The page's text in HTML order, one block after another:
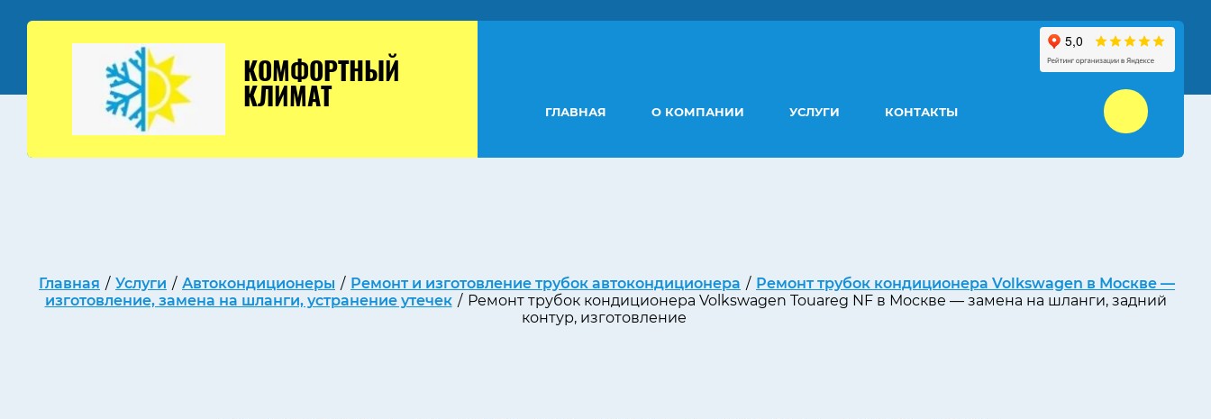
КОМФОРТНЫЙ
КЛИМАТ
ГЛАВНАЯ О КОМПАНИИ УСЛУГИ КОНТАКТЫ
Главная / Услуги / Автокондиционеры / Ремонт и изготовление трубок автокондиционера / Ремонт трубок кондиционера Volkswagen в Москве —
изготовление, замена на шланги, устранение утечек / Ремонт трубок кондиционера Volkswagen Touareg NF в Москве — замена на шланги, задний
контур, изготовление